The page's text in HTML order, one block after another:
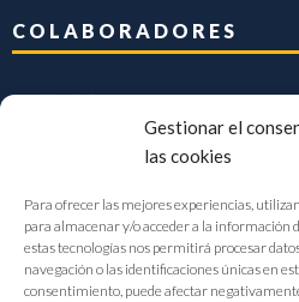
Gestionar el
las cookies
Para ofrecer las mejores experiencias,
para almacenar y/o acceder a la información
estas tecnologías nos permitirá procesar
navegación o las identificaciones únicas en
consentimiento, puede afectar
COLABORADORES